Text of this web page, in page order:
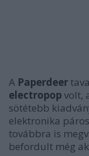
A Paperdeer
electropopvolt,
sötétebb
elektronika
továbbra is
befordult még